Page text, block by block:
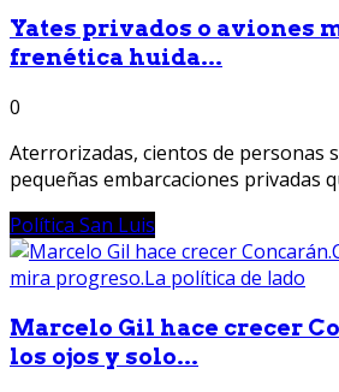
Yates privados o aviones
frenética huida...
0
Aterrorizadas, cientos de personas
pequeñas embarcaciones privadas
Política San Luis
Marcelo Gil hace crecer
los ojos y solo...